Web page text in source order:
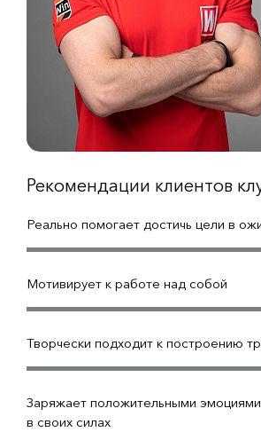
Рекомендации клиентов
Реально помогает достичь цели в
Мотивирует к работе над собой
Творчески подходит к построению
Заряжает положительными
в своих силах